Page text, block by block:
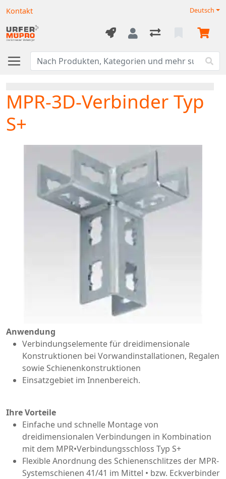
Kontakt Deutsch
MPR-3D-Verbinder Typ
S+
Anwendung
Verbindungselemente für dreidimensionale
Konstruktionen bei Vorwandinstallationen, Regalen
sowie Schienenkonstruktionen
Einsatzgebiet im Innenbereich.
Ihre Vorteile
Einfache und schnelle Montage von
dreidimensionalen Verbindungen in Kombination
mit dem MPR•Verbindungsschloss Typ S+
Flexible Anordnung des Schienenschlitzes der MPR-
Systemschienen 41/41 im Mittel • bzw. Eckverbinder